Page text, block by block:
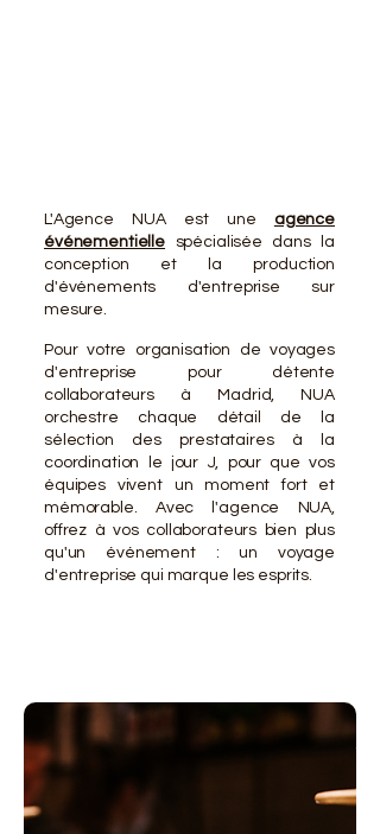
L'Agence NUA est une agence
événementielle
spécialisée dans la
conception et la production
d'événements d'entreprise sur
mesure.
Pour votre organisation de voyages
d'entreprise pour détente
collaborateurs à Madrid, NUA
orchestre chaque détail de la
sélection des prestataires à la
coordination le jour J, pour que vos
équipes vivent un moment fort et
mémorable. Avec l'agence NUA,
offrez à vos collaborateurs bien plus
qu'un événement : un voyage
d'entreprise qui marque les esprits.